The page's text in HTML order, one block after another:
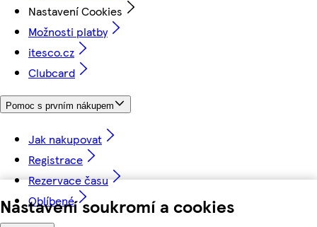
Nastavení soukromí a cookies
Nastavení Cookies
Možnosti platby
itesco.cz
Clubcard
Pomoc s prvním nákupem
Jak nakupovat
Registrace
Rezervace času
Oblíbené